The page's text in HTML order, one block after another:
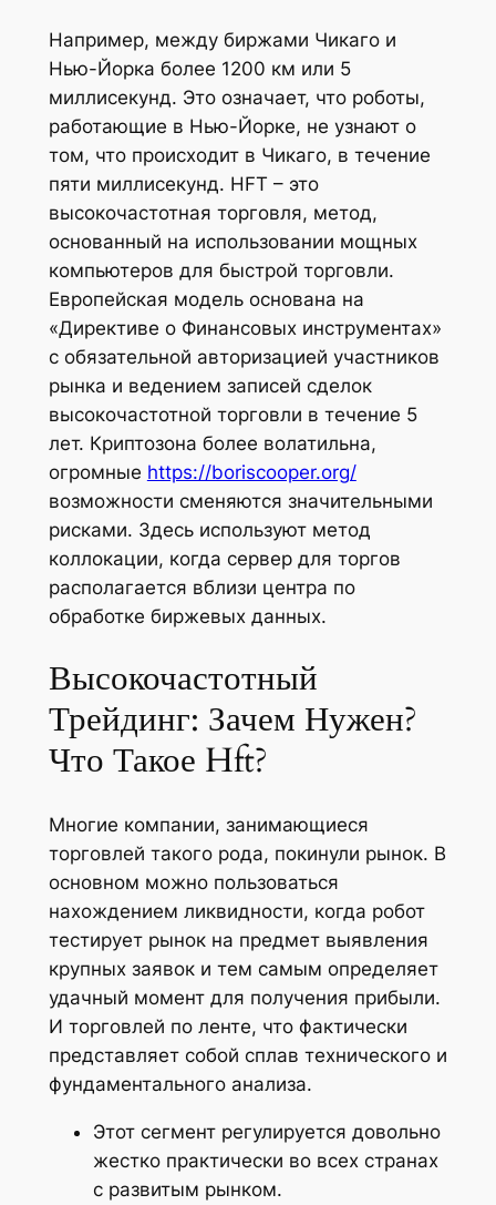
Например, между биржами Чикаго и
Нью-Йорка более 1200 км или 5
миллисекунд. Это означает, что роботы,
работающие в Нью-Йорке, не узнают о
том, что происходит в Чикаго, в течение
пяти миллисекунд. HFT – это
высокочастотная торговля, метод,
основанный на использовании мощных
компьютеров для быстрой торговли.
Европейская модель основана на
«Директиве о Финансовых инструментах»
с обязательной авторизацией участников
рынка и ведением записей сделок
высокочастотной торговли в течение 5
лет. Криптозона более волатильна,
огромные https://boriscooper.org/
возможности сменяются значительными
рисками. Здесь используют метод
коллокации, когда сервер для торгов
располагается вблизи центра по
обработке биржевых данных.
Высокочастотный
Трейдинг: Зачем Нужен?
Что Такое Hft?
Многие компании, занимающиеся
торговлей такого рода, покинули рынок. В
основном можно пользоваться
нахождением ликвидности, когда робот
тестирует рынок на предмет выявления
крупных заявок и тем самым определяет
удачный момент для получения прибыли.
И торговлей по ленте, что фактически
представляет собой сплав технического и
фундаментального анализа.
Этот сегмент регулируется довольно
жестко практически во всех странах
с развитым рынком.